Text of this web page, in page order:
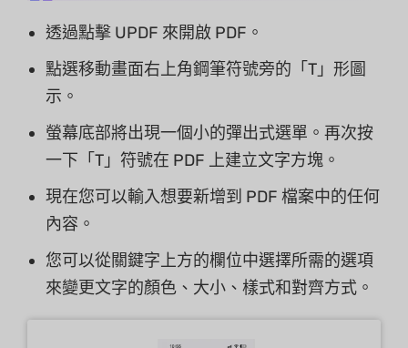
透過點擊 UPDF 來開啟 PDF。
點選移動畫面右上角鋼筆符號旁的「T」形圖
示。
螢幕底部將出現一個小的彈出式選單。再次按
一下「T」符號在 PDF 上建立文字方塊。
現在您可以輸入想要新增到 PDF 檔案中的任何
內容。
您可以從關鍵字上方的欄位中選擇所需的選項
來變更文字的顏色、大小、樣式和對齊方式。